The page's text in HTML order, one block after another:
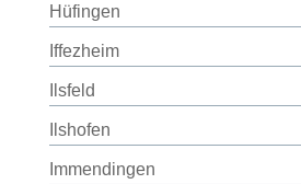
Hüfingen
Iffezheim
Ilsfeld
Ilshofen
Immendingen